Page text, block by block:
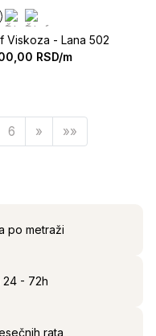
Viskoza - Lana 502
RSD/m
6 » Sledeća
»»
po metraži
24 - 72h
rata